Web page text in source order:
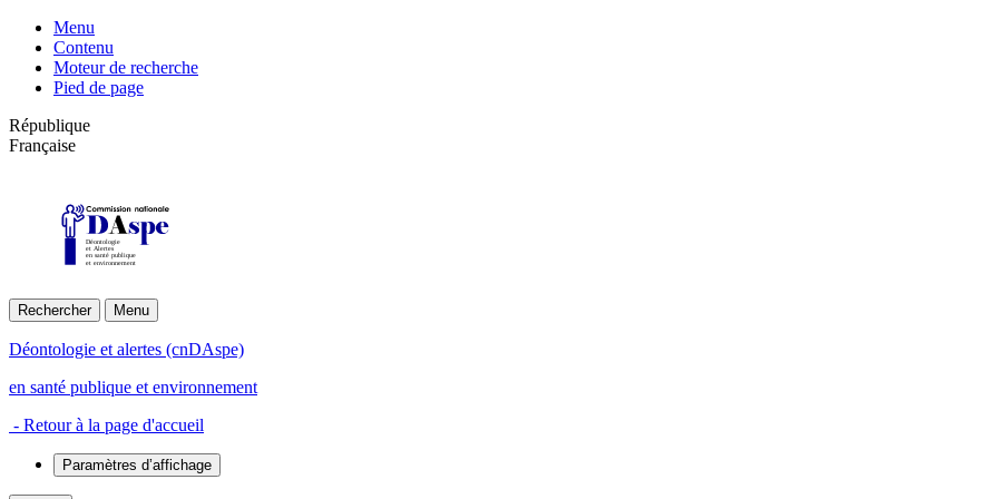
Menu
Contenu
Moteur de recherche
Pied de page
République
Française
Déontologie
et Alertes
en santé publique
et environnement
Rechercher Menu
Déontologie et alertes (cnDAspe)
en santé publique et environnement
- Retour à la page d'accueil
Paramètres d’affichage